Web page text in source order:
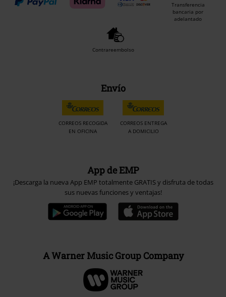
Transferencia
bancaria por
adelantado
Contrareembolso
Envío
CORREOS RECOGIDA
EN OFICINA
CORREOS ENTREGA
A DOMICILIO
App de EMP
¡Descarga la nueva App EMP totalmente GRATIS y disfruta de todas
sus nuevas funciones y ventajas!
A Warner Music Group Company